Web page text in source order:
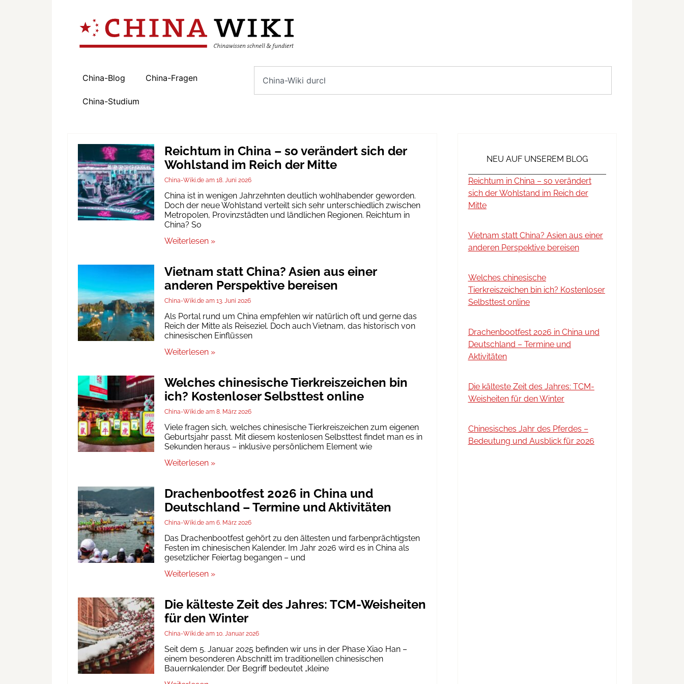
China-Blog China-Fragen
China-Studium
Reichtum in China – so verändert sich der
Wohlstand im Reich der Mitte
China-Wiki.de 18. Juni 2026
China ist in wenigen Jahrzehnten deutlich wohlhabender geworden.
Doch der neue Wohlstand verteilt sich sehr unterschiedlich zwischen
Metropolen, Provinzstädten und ländlichen Regionen. Reichtum in
China? So
Weiterlesen »
Vietnam statt China? Asien aus einer
anderen Perspektive bereisen
China-Wiki.de 13. Juni 2026
Als Portal rund um China empfehlen wir natürlich oft und gerne das
Reich der Mitte als Reiseziel. Doch auch Vietnam, das historisch von
chinesischen Einflüssen
Weiterlesen »
Welches chinesische Tierkreiszeichen bin
ich? Kostenloser Selbsttest online
China-Wiki.de 8. März 2026
Viele fragen sich, welches chinesische Tierkreiszeichen zum eigenen
Geburtsjahr passt. Mit diesem kostenlosen Selbsttest findet man es in
Sekunden heraus – inklusive persönlichem Element wie
Weiterlesen »
Drachenbootfest 2026 in China und
Deutschland – Termine und Aktivitäten
China-Wiki.de 6. März 2026
Das Drachenbootfest gehört zu den ältesten und farbenprächtigsten
Festen im chinesischen Kalender. Im Jahr 2026 wird es in China als
gesetzlicher Feiertag begangen – und
Weiterlesen »
Die kälteste Zeit des Jahres: TCM-Weisheiten
für den Winter
China-Wiki.de 10. Januar 2026
Seit dem 5. Januar 2025 befinden wir uns in der Phase Xiao Han –
einem besonderen Abschnitt im traditionellen chinesischen
Bauernkalender. Der Begriff bedeutet „kleine
NEU AUF UNSEREM BLOG
Reichtum in China – so verändert
sich der Wohlstand im Reich der
Mitte
Vietnam statt China? Asien aus einer
anderen Perspektive bereisen
Welches chinesische
Tierkreiszeichen bin ich? Kostenloser
Selbsttest online
Drachenbootfest 2026 in China und
Deutschland – Termine und
Aktivitäten
Die kälteste Zeit des Jahres: TCM-
Weisheiten für den Winter
Chinesisches Jahr des Pferdes –
Bedeutung und Ausblick für 2026